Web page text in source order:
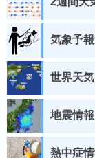
気象予
世界天気
地震情報
熱中症